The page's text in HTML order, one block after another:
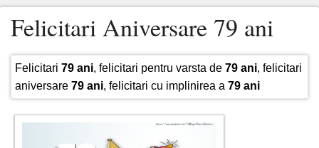
Felicitari Aniversare 79 ani
Felicitari 79 ani, felicitari pentru varsta de 79 ani, felicitari
aniversare 79 ani, felicitari cu implinirea a 79 ani